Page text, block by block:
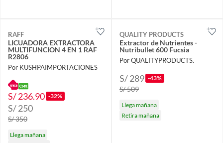
RAFF
LICUADORA EXTRACTORA
MULTIFUNCION 4 EN 1 RAF
R2806
Por KUSHPAIMPORTACIONES
S/ 236.90 -32%
S/ 250
S/ 350
Llega mañana
QUALITY PRODUCTS
Extractor de Nutrientes -
Nutribullet 600 Fucsia
Por QUALITYPRODUCTS.
S/ 289 -43%
S/ 509
Llega mañana
Retira mañana